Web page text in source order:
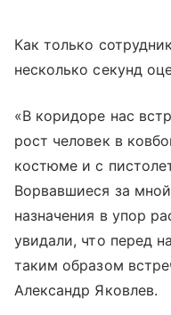
Как только
несколько секунд
«В коридоре нас
рост человек в
костюме и с
Ворвавшиеся за
назначения в упор
увидали, что перед
таким образом
Александр Яковлев.